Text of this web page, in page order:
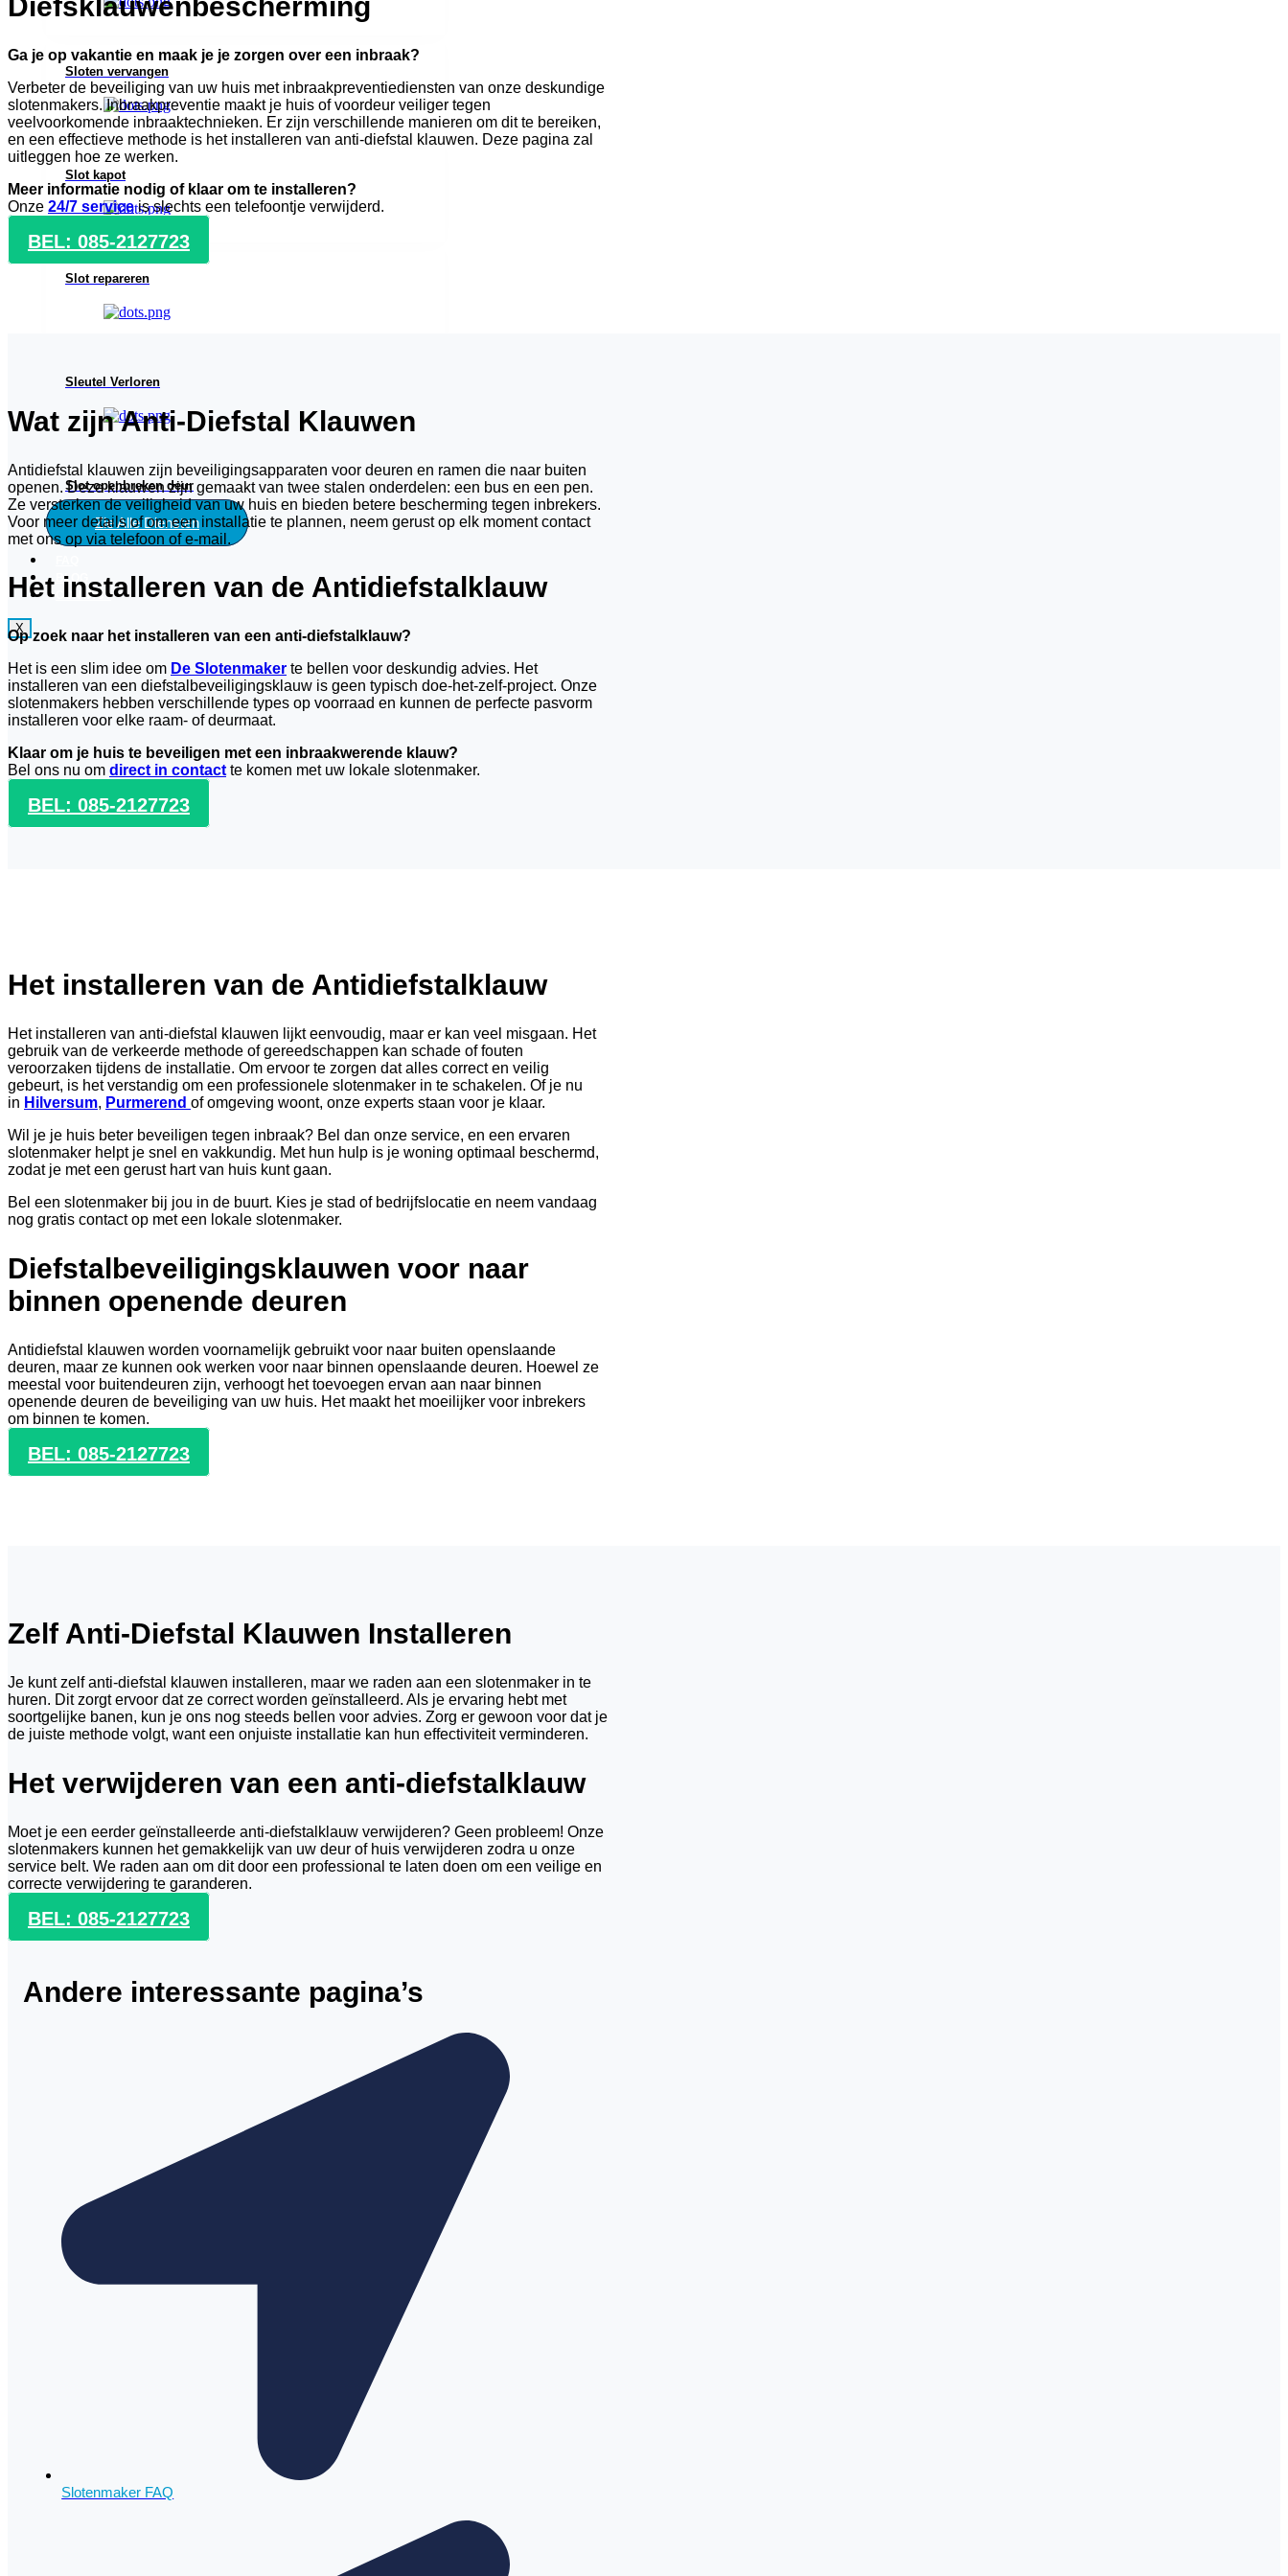
Sloten vervangen
Slot kapot
Slot repareren
Sleutel Verloren
Slot openbreken deur
Zie Alle Diensten
BLOG
CONTACT
X
Ga je op vakantie en maak je je zorgen over een inbraak?
Verbeter de beveiliging van uw huis met inbraakpreventiediensten van onze deskundige
slotenmakers. Inbraakpreventie maakt je huis of voordeur veiliger tegen
veelvoorkomende inbraaktechnieken. Er zijn verschillende manieren om dit te bereiken,
en een effectieve methode is het installeren van anti-diefstal klauwen. Deze pagina zal
uitleggen hoe ze werken.
Meer informatie nodig of klaar om te installeren?
Onze 24/7 serviceis slechts een telefoontje verwijderd.
BEL: 085-2127723
Wat zijn Anti-Diefstal Klauwen
Antidiefstal klauwen zijn beveiligingsapparaten voor deuren en ramen die naar buiten
openen. Deze klauwen zijn gemaakt van twee stalen onderdelen: een bus en een pen.
Ze versterken de veiligheid van uw huis en bieden betere bescherming tegen inbrekers.
Voor meer details of om een installatie te plannen, neem gerust op elk moment contact
met ons op via telefoon of e-mail.
Het installeren van de Antidiefstalklauw
Op zoek naar het installeren van een anti-diefstalklauw?
Het is een slim idee om De Slotenmaker te bellen voor deskundig advies. Het
installeren van een diefstalbeveiligingsklauw is geen typisch doe-het-zelf-project. Onze
slotenmakers hebben verschillende types op voorraad en kunnen de perfecte pasvorm
installeren voor elke raam- of deurmaat.
Klaar om je huis te beveiligen met een inbraakwerende klauw?
Bel ons nu om direct in contact te komen met uw lokale slotenmaker.
BEL: 085-2127723
Het installeren van de Antidiefstalklauw
Het installeren van anti-diefstal klauwen lijkt eenvoudig, maar er kan veel misgaan. Het
gebruik van de verkeerde methode of gereedschappen kan schade of fouten
veroorzaken tijdens de installatie. Om ervoor te zorgen dat alles correct en veilig
gebeurt, is het verstandig om een professionele slotenmaker in te schakelen. Of je nu
in Hilversum, Purmerend of omgeving woont, onze experts staan voor je klaar.
Wil je je huis beter beveiligen tegen inbraak? Bel dan onze service, en een ervaren
slotenmaker helpt je snel en vakkundig. Met hun hulp is je woning optimaal beschermd,
zodat je met een gerust hart van huis kunt gaan.
Bel een slotenmaker bij jou in de buurt. Kies je stad of bedrijfslocatie en neem vandaag
nog gratis contact op met een lokale slotenmaker.
Diefstalbeveiligingsklauwen voor naar
binnen openende deuren
Antidiefstal klauwen worden voornamelijk gebruikt voor naar buiten openslaande
deuren, maar ze kunnen ook werken voor naar binnen openslaande deuren. Hoewel ze
meestal voor buitendeuren zijn, verhoogt het toevoegen ervan aan naar binnen
openende deuren de beveiliging van uw huis. Het maakt het moeilijker voor inbrekers
om binnen te komen.
BEL: 085-2127723
Zelf Anti-Diefstal Klauwen Installeren
Je kunt zelf anti-diefstal klauwen installeren, maar we raden aan een slotenmaker in te
huren. Dit zorgt ervoor dat ze correct worden geïnstalleerd. Als je ervaring hebt met
soortgelijke banen, kun je ons nog steeds bellen voor advies. Zorg er gewoon voor dat je
de juiste methode volgt, want een onjuiste installatie kan hun effectiviteit verminderen.
Het verwijderen van een anti-diefstalklauw
Moet je een eerder geïnstalleerde anti-diefstalklauw verwijderen? Geen probleem! Onze
slotenmakers kunnen het gemakkelijk van uw deur of huis verwijderen zodra u onze
service belt. We raden aan om dit door een professional te laten doen om een veilige en
correcte verwijdering te garanderen.
BEL: 085-2127723
Andere interessante pagina’s
Slotenmaker FAQ